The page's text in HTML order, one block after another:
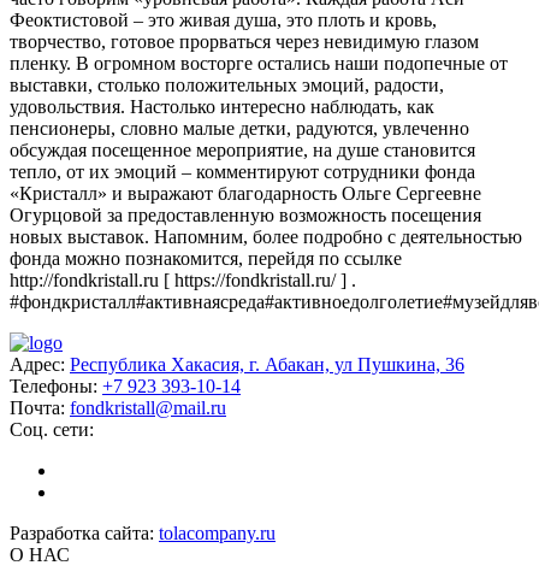
Феоктистовой – это живая душа, это плоть и кровь,
творчество, готовое прорваться через невидимую глазом
пленку. В огромном восторге остались наши подопечные от
выставки, столько положительных эмоций, радости,
удовольствия. Настолько интересно наблюдать, как
пенсионеры, словно малые детки, радуются, увлеченно
обсуждая посещенное мероприятие, на душе становится
тепло, от их эмоций – комментируют сотрудники фонда
«Кристалл» и выражают благодарность Ольге Сергеевне
Огурцовой за предоставленную возможность посещения
новых выставок. Напомним, более подробно с деятельностью
фонда можно познакомится, перейдя по ссылке
http://fondkristall.ru [ https://fondkristall.ru/ ] .
Адрес: Республика Хакасия, г. Абакан, ул Пушкина, 36
Телефоны: +7 923 393-10-14
Почта: fondkristall@mail.ru
Соц. сети:
Разработка сайта: tolacompany.ru
О НАС